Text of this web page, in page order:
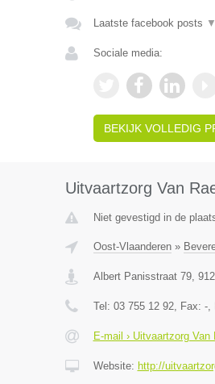
Laatste facebook posts ▼
Sociale media:
BEKIJK VOLLEDIG
Uitvaartzorg Van
Niet gevestigd in de
Oost-Vlaanderen»
Albert Panisstraat 79,
Tel: 03 755 12 92, Fax: -,
E-mail › Uitvaartzorg
Website: http://